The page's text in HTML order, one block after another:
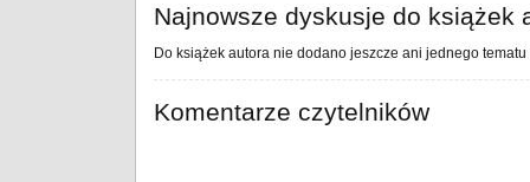
Najnowsze dyskusje do książek
Do książek autora nie dodano jeszcze ani jednego tematu
Komentarze czytelników